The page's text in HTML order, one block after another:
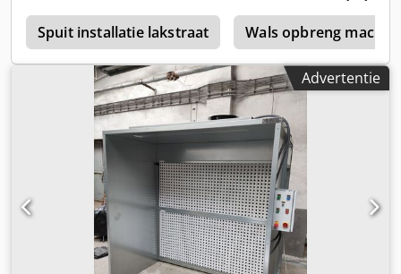
Spuit installatie lakstraat Wals opbreng
Advertentie